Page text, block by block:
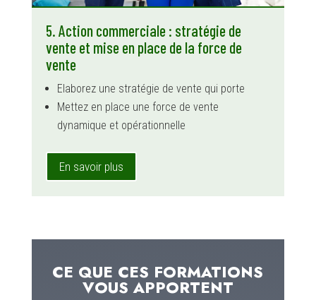
5. Action commerciale : stratégie de
vente et mise en place de la force de
vente
Elaborez une stratégie de vente qui porte
Mettez en place une force de vente
dynamique et opérationnelle
En savoir plus
CE QUE CES FORMATIONS
VOUS APPORTENT